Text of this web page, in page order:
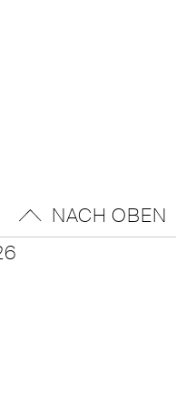
NACH OBEN